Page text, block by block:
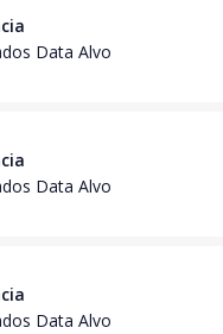
Data Alvo
Data Alvo
Data Alvo